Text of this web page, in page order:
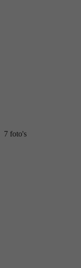
7 foto's